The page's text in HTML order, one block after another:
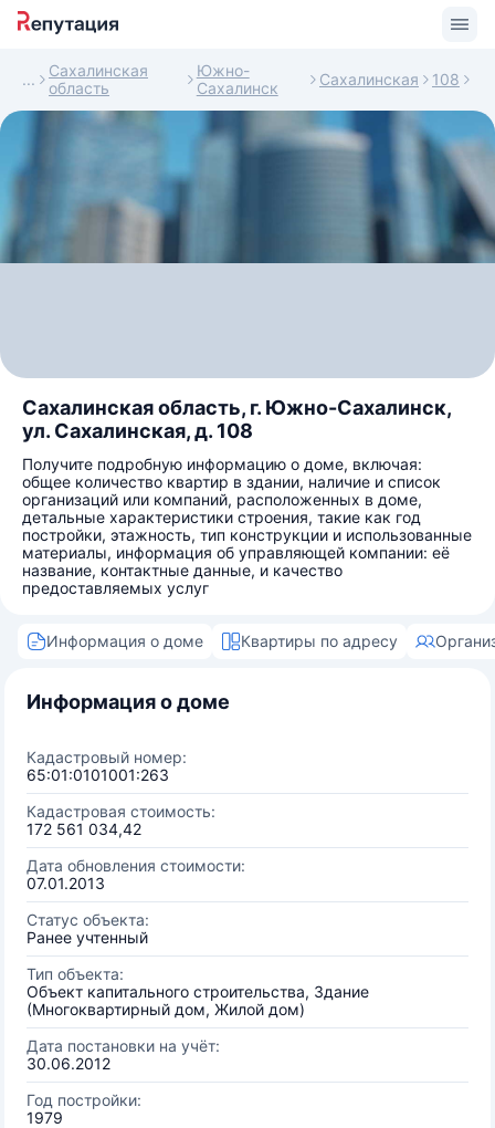
Сахалинская
область
Южно-
Сахалинск
Сахалинская 108
Сахалинская область, г. Южно-Сахалинск,
ул. Сахалинская, д. 108
Получите подробную информацию о доме, включая:
общее количество квартир в здании, наличие и список
организаций или компаний, расположенных в доме,
детальные характеристики строения, такие как год
постройки, этажность, тип конструкции и использованные
материалы, информация об управляющей компании: её
название, контактные данные, и качество
предоставляемых услуг
Информация о доме Квартиры по адресу
Информация о доме
Кадастровый номер:
65:01:0101001:263
Кадастровая стоимость:
172 561 034,42
Дата обновления стоимости:
07.01.2013
Статус объекта:
Ранее учтенный
Тип объекта:
Объект капитального строительства, Здание
(Многоквартирный дом, Жилой дом)
Дата постановки на учёт:
30.06.2012
Год постройки:
1979